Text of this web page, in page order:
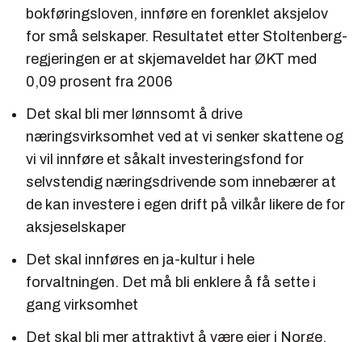
bokføringsloven, innføre en forenklet aksjelov
for små selskaper. Resultatet etter Stoltenberg-
regjeringen er at skjemaveldet har ØKT med
0,09 prosent fra 2006
Det skal bli mer lønnsomt å drive
næringsvirksomhet ved at vi senker skattene og
vi vil innføre et såkalt investeringsfond for
selvstendig næringsdrivende som innebærer at
de kan investere i egen drift på vilkår likere de for
aksjeselskaper
Det skal innføres en ja-kultur i hele
forvaltningen. Det må bli enklere å få sette i
gang virksomhet
Det skal bli mer attraktivt å være eier i Norge.